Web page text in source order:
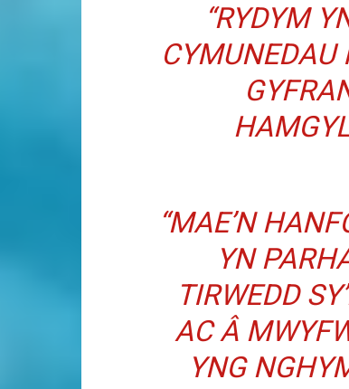
“RYDYM
CYMUNEDAU
“MAE’N
YN
TIRWEDD
AC Â
YNG